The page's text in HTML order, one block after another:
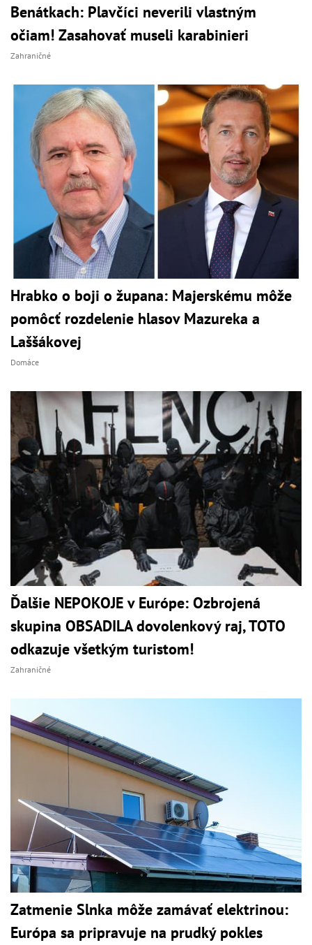
Benátkach: Plavčíci neverili vlastným
očiam! Zasahovať museli karabinieri
Zahraničné
Hrabko o boji o župana: Majerskému môže
pomôcť rozdelenie hlasov Mazureka a
Laššákovej
Domáce
Ďalšie NEPOKOJE v Európe: Ozbrojená
skupina OBSADILA dovolenkový raj, TOTO
odkazuje všetkým turistom!
Zahraničné
Zatmenie Slnka môže zamávať elektrinou:
Európa sa pripravuje na prudký pokles